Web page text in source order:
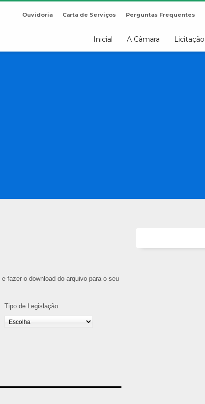
Ouvidoria Carta de Serviços Perguntas Frequentes
Inicial A Câmara Licitação
fazer o download do arquivo para o seu
Tipo de Legislação